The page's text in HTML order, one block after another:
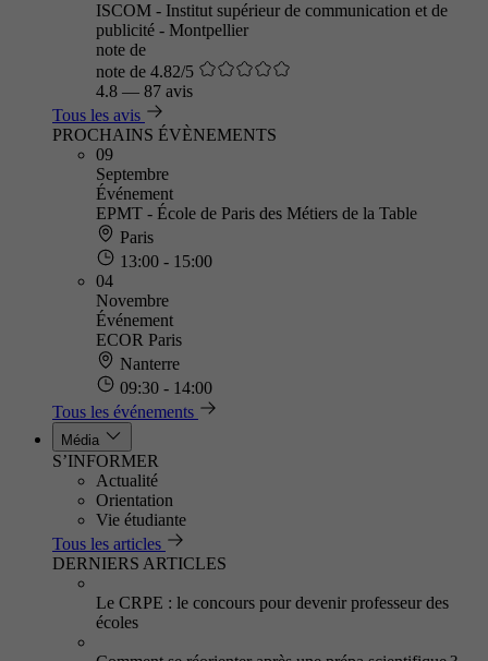
ISCOM - Institut supérieur de communication et de
publicité - Montpellier
note de
note de 4.82/5
4.8 — 87 avis
Tous les avis
PROCHAINS ÉVÈNEMENTS
09
Septembre
Événement
EPMT - École de Paris des Métiers de la Table
Paris
13:00 - 15:00
04
Novembre
Événement
ECOR Paris
Nanterre
09:30 - 14:00
Tous les événements
Média
S’INFORMER
Actualité
Orientation
Vie étudiante
Tous les articles
DERNIERS ARTICLES
Le CRPE : le concours pour devenir professeur des
écoles